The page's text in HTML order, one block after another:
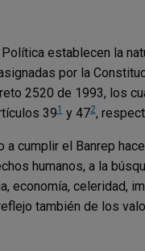
establecen la
por la
2520 de 1993, los
391 y 472,
cumplir el Banrep
humanos, a la
economía, celeridad,
también de los